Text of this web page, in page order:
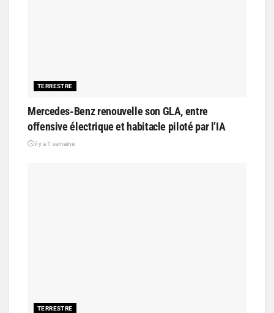
TERRESTRE
Mercedes-Benz renouvelle son GLA, entre
offensive électrique et habitacle piloté par l’IA
il y a 1 semaine
TERRESTRE